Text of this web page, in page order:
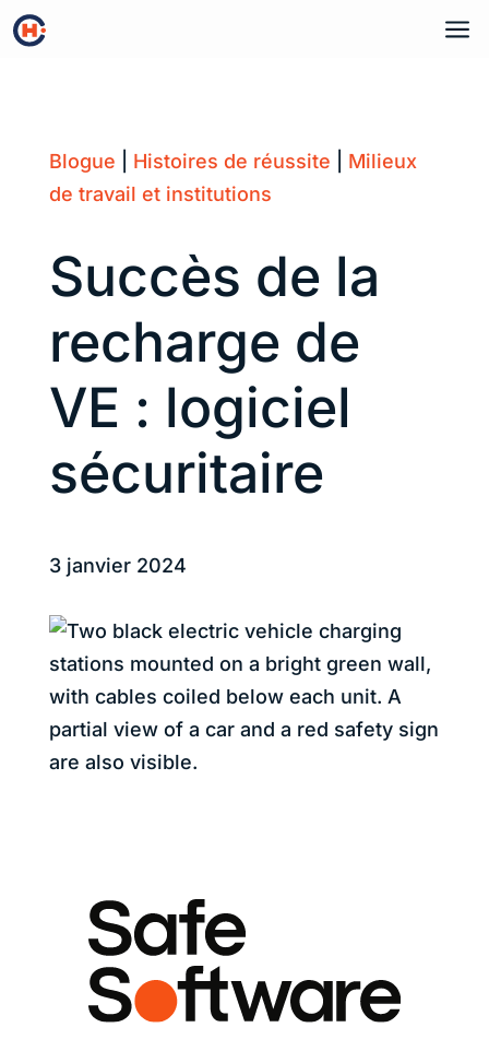
a
Blogue Histoires de réussite
Milieux
de travail et institutions
Succès de la
recharge de
VE : logiciel
sécuritaire
3 janvier 2024